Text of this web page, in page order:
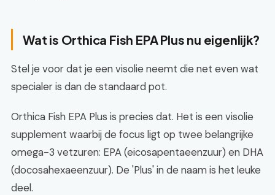
Wat is Orthica Fish EPA Plus nu eigenlijk?
Stel je voor dat je een visolie neemt die net even wat
specialer is dan de standaard pot.
Orthica Fish EPA Plus is precies dat. Het is een visolie
supplement waarbij de focus ligt op twee belangrijke
omega-3 vetzuren: EPA (eicosapentaeenzuur) en DHA
(docosahexaeenzuur). De 'Plus' in de naam is het leuke
deel.